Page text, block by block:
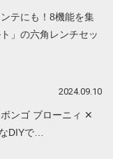
ンテにも！8機能を集
」の六角レンチセッ
2024.09.10
ボンゴ ブローニィ ✕
DIYで…